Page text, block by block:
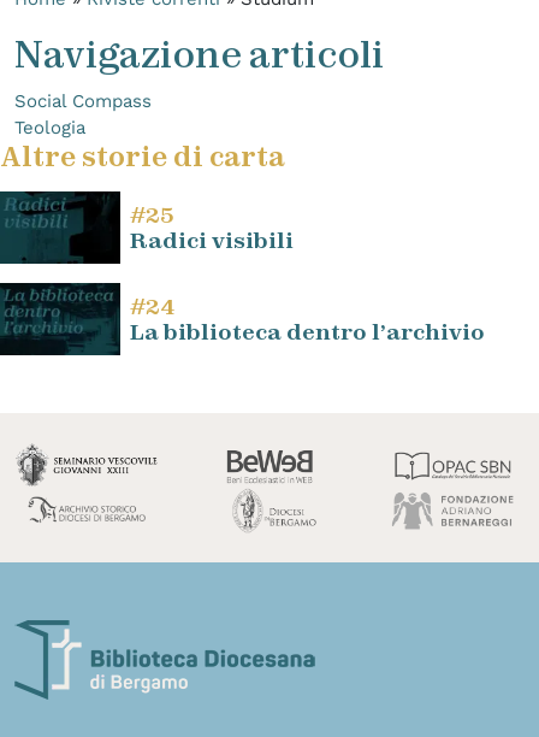
Navigazione articoli
Social Compass
Teologia
Altre storie di carta
#25
Radici visibili
#24
La biblioteca dentro l’archivio